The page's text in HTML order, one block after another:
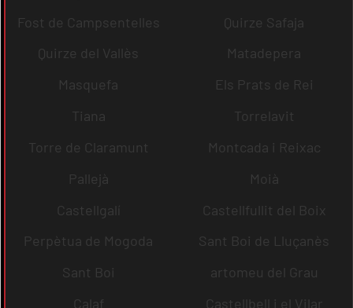
Fost de Campsentelles
Quirze Safaja
Quirze del Vallès
Matadepera
Masquefa
Els Prats de Rei
Tiana
Torrelavit
Torre de Claramunt
Montcada i Reixac
Pallejà
Moià
Castellgalí
Castellfullit del Boix
Perpètua de Mogoda
Sant Boi de Lluçanès
Sant Boi
artomeu del Grau
Calaf
Castellbell i el Vilar